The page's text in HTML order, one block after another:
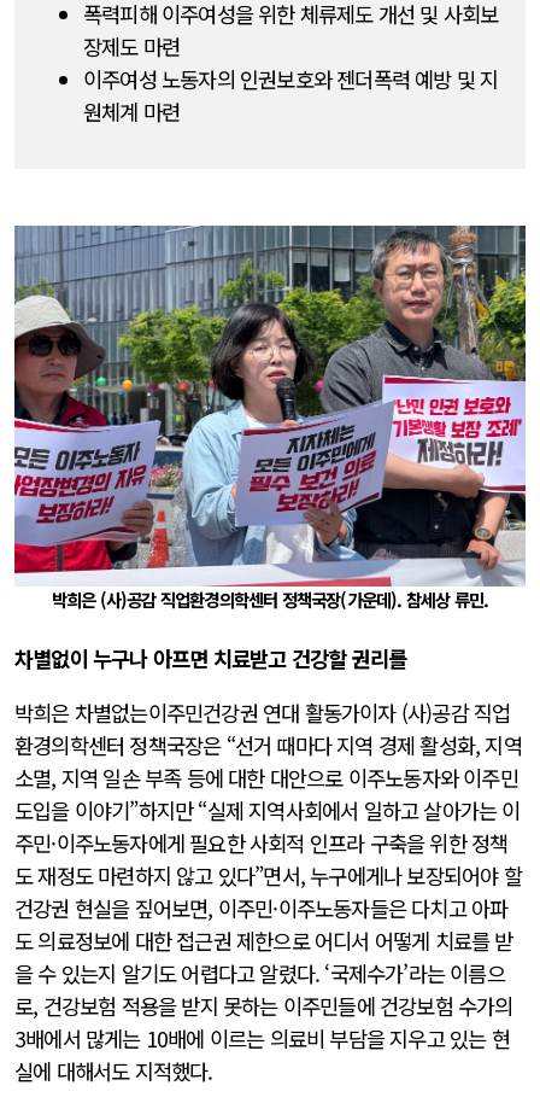
폭력피해 이주여성을 위한 체류제도 개선 및 사회보
장제도 마련
이주여성 노동자의 인권보호와 젠더폭력 예방 및 지
원체계 마련
박희은 (사)공감 직업환경의학센터 정책국장(가운데). 참세상 류민.
차별없이 누구나 아프면 치료받고 건강할 권리를
박희은 차별없는이주민건강권 연대 활동가이자 (사)공감 직업
환경의학센터 정책국장은 “선거 때마다 지역 경제 활성화, 지역
소멸, 지역 일손 부족 등에 대한 대안으로 이주노동자와 이주민
도입을 이야기”하지만 “실제 지역사회에서 일하고 살아가는 이
주민·이주노동자에게 필요한 사회적 인프라 구축을 위한 정책
도 재정도 마련하지 않고 있다”면서, 누구에게나 보장되어야 할
건강권 현실을 짚어보면, 이주민·이주노동자들은 다치고 아파
도 의료정보에 대한 접근권 제한으로 어디서 어떻게 치료를 받
을 수 있는지 알기도 어렵다고 알렸다. ‘국제수가’라는 이름으
로, 건강보험 적용을 받지 못하는 이주민들에 건강보험 수가의
3배에서 많게는 10배에 이르는 의료비 부담을 지우고 있는 현
실에 대해서도 지적했다.